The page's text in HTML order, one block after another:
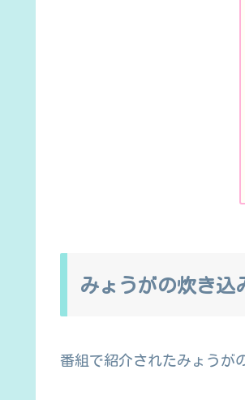
みょうがの炊き込
番組で紹介されたみょうが